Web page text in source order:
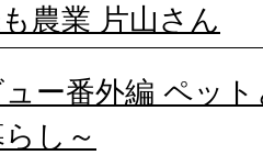
農業 片山さん
ー番外編 ペッ
し～